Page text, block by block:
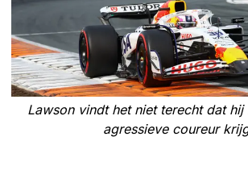
Lawson vindt het niet terecht dat hij
agressieve coureur